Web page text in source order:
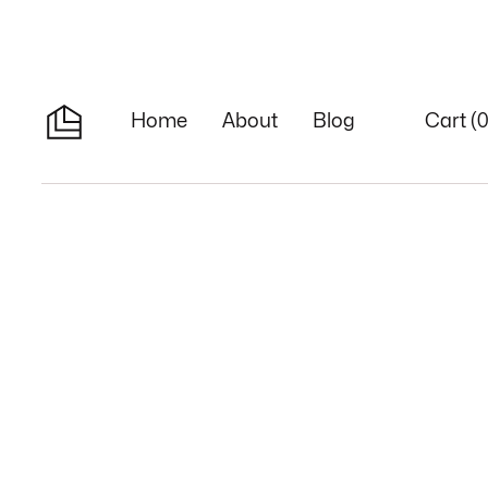
Home About Blog Cart (0